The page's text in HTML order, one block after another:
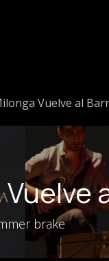
Vuelve al
Vuelve
brake